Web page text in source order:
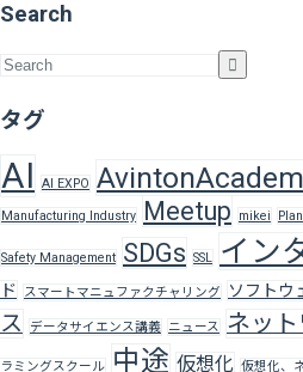
Search
タグ
AI AI EXPO
Manufacturing Industry Meetup mikei
Safety Management SDGs SSL イン
ド
スマートマニュファクチャリング ソフトウ
ス
データサイエンス講義 ニュース ネッ
ラミングスクール 中途 仮想化 仮想化、